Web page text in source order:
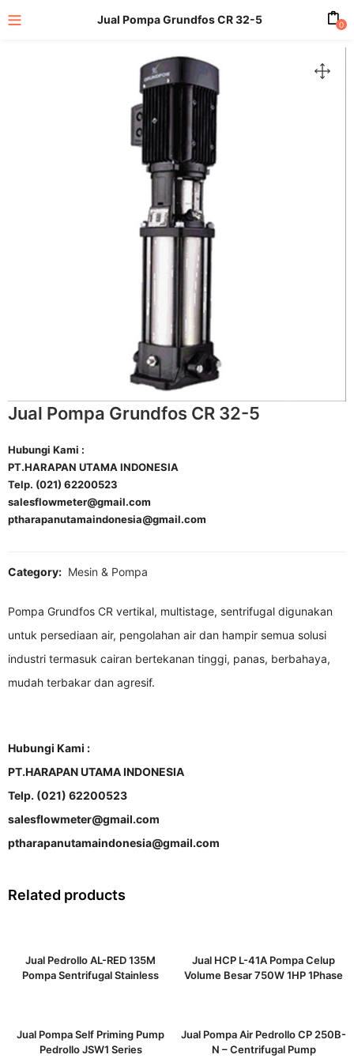
Jual Pompa Grundfos CR 32-5 0
Jual Pompa Grundfos CR 32-5
Hubungi Kami :
PT.HARAPAN UTAMA INDONESIA
Telp. (021) 62200523
salesflowmeter@gmail.com
ptharapanutamaindonesia@gmail.com
Category: Mesin & Pompa
Pompa Grundfos CR vertikal, multistage, sentrifugal digunakan
untuk persediaan air, pengolahan air dan hampir semua solusi
industri termasuk cairan bertekanan tinggi, panas, berbahaya,
mudah terbakar dan agresif.
Hubungi Kami :
PT.HARAPAN UTAMA INDONESIA
Telp. (021) 62200523
salesflowmeter@gmail.com
ptharapanutamaindonesia@gmail.com
Related products
Jual Pedrollo AL-RED 135M
Pompa Sentrifugal Stainless
Jual HCP L-41A Pompa Celup
Volume Besar 750W 1HP 1Phase
Jual Pompa Self Priming Pump
Pedrollo JSW1 Series
Jual Pompa Air Pedrollo CP 250B-
N – Centrifugal Pump